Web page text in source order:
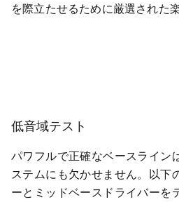
を際立たせるために厳選された
低音域テスト
パワフルで正確なベースライン
ステムにも欠かせません。以下
ーとミッドベースドライバーを